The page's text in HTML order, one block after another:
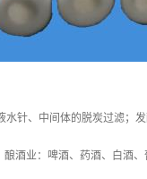
水针、中间体的脱炭过滤；
酒业：啤酒、药酒、白酒